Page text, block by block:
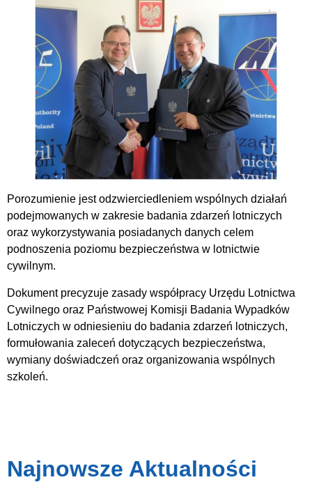
Porozumienie jest odzwierciedleniem wspólnych działań
podejmowanych w zakresie badania zdarzeń lotniczych
oraz wykorzystywania posiadanych danych celem
podnoszenia poziomu bezpieczeństwa w lotnictwie
cywilnym.
Dokument precyzuje zasady współpracy Urzędu Lotnictwa
Cywilnego oraz Państwowej Komisji Badania Wypadków
Lotniczych w odniesieniu do badania zdarzeń lotniczych,
formułowania zaleceń dotyczących bezpieczeństwa,
wymiany doświadczeń oraz organizowania wspólnych
szkoleń.
Najnowsze Aktualności